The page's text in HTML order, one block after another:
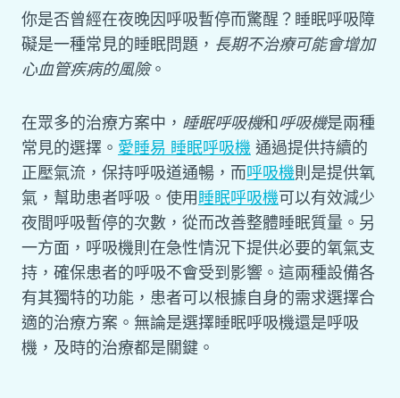
你是否曾經在夜晚因呼吸暫停而驚醒？睡眠呼吸障
礙是一種常見的睡眠問題， 長期不治療可能會增加
心血管疾病的風險。
在眾多的治療方案中， 睡眠呼吸機和呼吸機是兩種
常見的選擇。 愛睡易 睡眠呼吸機 通過提供持續的
正壓氣流，保持呼吸道通暢，而呼吸機則是提供氧
氣，幫助患者呼吸。使用睡眠呼吸機可以有效減少
夜間呼吸暫停的次數，從而改善整體睡眠質量。另
一方面，呼吸機則在急性情況下提供必要的氧氣支
持，確保患者的呼吸不會受到影響。這兩種設備各
有其獨特的功能，患者可以根據自身的需求選擇合
適的治療方案。無論是選擇睡眠呼吸機還是呼吸
機，及時的治療都是關鍵。